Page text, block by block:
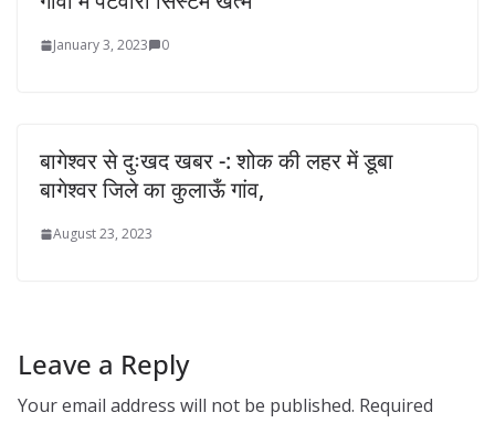
January 3, 2023 0
बागेश्वर से दुःखद खबर -: शोक की लहर में डूबा
बागेश्वर जिले का कुलाऊँ गांव,
August 23, 2023
Leave a Reply
Your email address will not be published. Required